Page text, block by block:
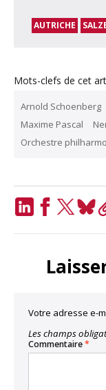
AUTRICHE
Mots-clefs de cet
Arnold Schoenberg
Maxime Pascal
Orchestre
Votre adresse e-
Les champs
Commentaire*